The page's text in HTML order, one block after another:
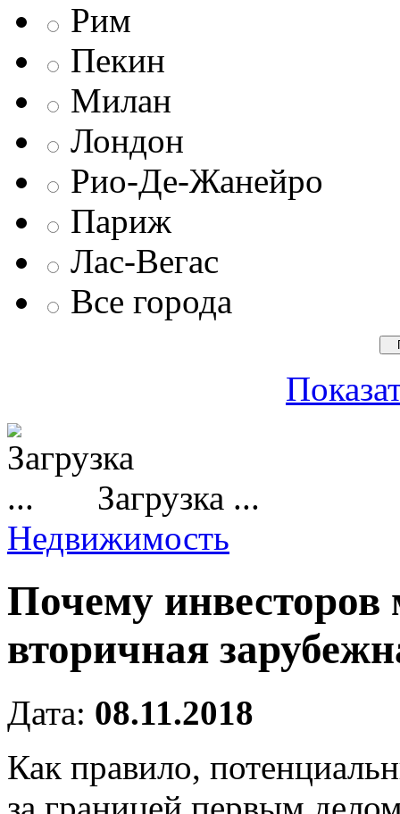
Рим
Пекин
Милан
Лондон
Рио-Де-Жанейро
Париж
Лас-Вегас
Все города
Загрузка ...
Недвижимость
Почему инвесторов
вторичная
Дата: 08.11.2018
Как правило,